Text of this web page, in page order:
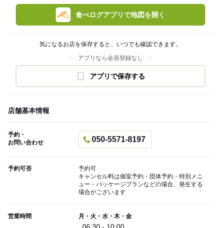
食べログアプリで地図を開く
気になるお店を保存すると、いつでも確認できます。
アプリなら会員登録なし
アプリで保存する
店舗基本情報
予約・
お問い合わせ
050-5571-8197
予約可否
予約可
キャンセル料は個室予約・団体予約・特別メニ
ュー・パッケージプランなどの場合、発生する
場合がございます
営業時間 月・火・水・木・金